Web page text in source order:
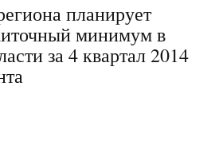
планирует
минимум в
за 4 квартал 2014